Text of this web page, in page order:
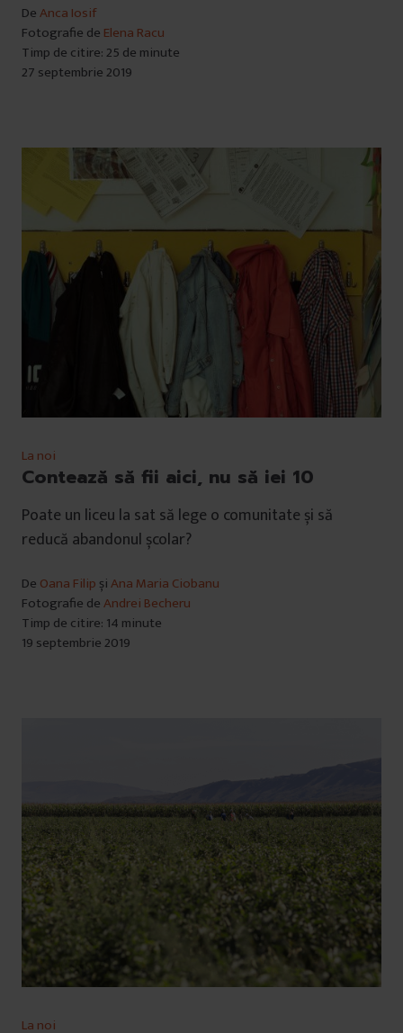
DeAnca Iosif
Fotografie de Elena Racu
Timp de citire: 25 de minute
27 septembrie 2019
La noi
Contează să fii aici, nu să iei 10
Poate un liceu la sat să lege o comunitate și să
reducă abandonul școlar?
De Oana Filip șiAna Maria Ciobanu
Fotografie deAndrei Becheru
Timp de citire: 14 minute
19 septembrie 2019
La noi